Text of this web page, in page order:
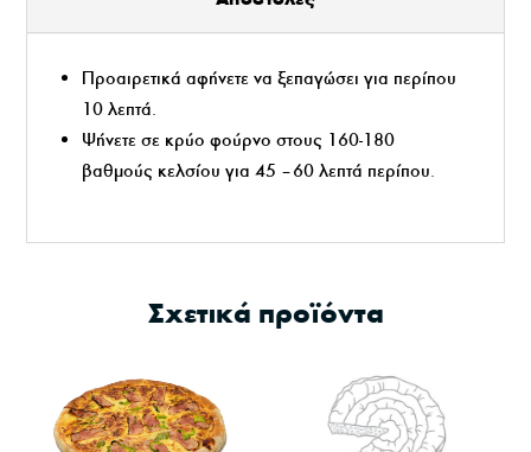
Προαιρετικά αφήνετε να ξεπαγώσει για περίπου
10 λεπτά.
Ψήνετε σε κρύο φούρνο στους 160-180
βαθμούς κελσίου για 45 – 60 λεπτά περίπου.
Σχετικά προϊόντα